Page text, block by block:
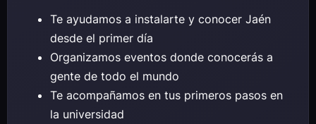
Te ayudamos a instalarte y conocer Jaén
desde el primer día
Organizamos eventos donde conocerás a
gente de todo el mundo
Te acompañamos en tus primeros pasos en
la universidad